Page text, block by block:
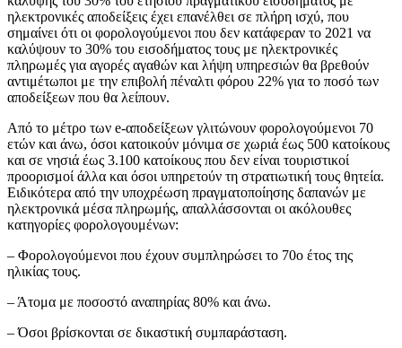
ηλεκτρονικές αποδείξεις έχει επανέλθει σε πλήρη ισχύ, που
σημαίνει ότι οι φορολογούμενοι που δεν κατάφεραν το 2021 να
καλύψουν το 30% του εισοδήματος τους με ηλεκτρονικές
πληρωμές για αγορές αγαθών και λήψη υπηρεσιών θα βρεθούν
αντιμέτωποι με την επιβολή πέναλτι φόρου 22% για το ποσό των
αποδείξεων που θα λείπουν.
Από το μέτρο των e-αποδείξεων γλιτώνουν φορολογούμενοι 70
ετών και άνω, όσοι κατοικούν μόνιμα σε χωριά έως 500 κατοίκους
και σε νησιά έως 3.100 κατοίκους που δεν είναι τουριστικοί
προορισμοί άλλα και όσοι υπηρετούν τη στρατιωτική τους θητεία.
Ειδικότερα από την υποχρέωση πραγματοποίησης δαπανών με
ηλεκτρονικά μέσα πληρωμής, απαλλάσσονται οι ακόλουθες
κατηγορίες φορολογουμένων:
– Φορολογούμενοι που έχουν συμπληρώσει το 70ο έτος της
ηλικίας τους.
– Άτομα με ποσοστό αναπηρίας 80% και άνω.
– Όσοι βρίσκονται σε δικαστική συμπαράσταση.